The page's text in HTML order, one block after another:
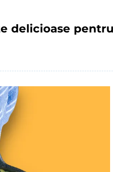
delicioase